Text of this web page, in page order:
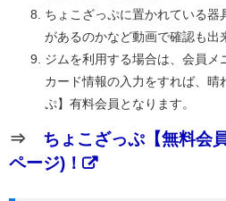
ちょこざっぷに置かれている
があるのかなど動画で確認も出
ジムを利用する場合は、会員メ
カード情報の入力をすれば、晴
ぷ】有料会員となります。
⇒ ちょこざっぷ【無料会
ページ)！